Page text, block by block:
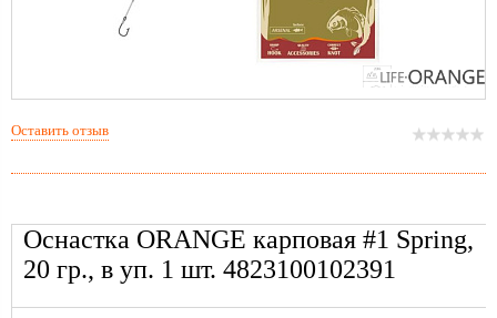
Оснастка ORANGE карповая #1 Spring,
20 гр., в уп. 1 шт. 4823100102391
Оставить отзыв